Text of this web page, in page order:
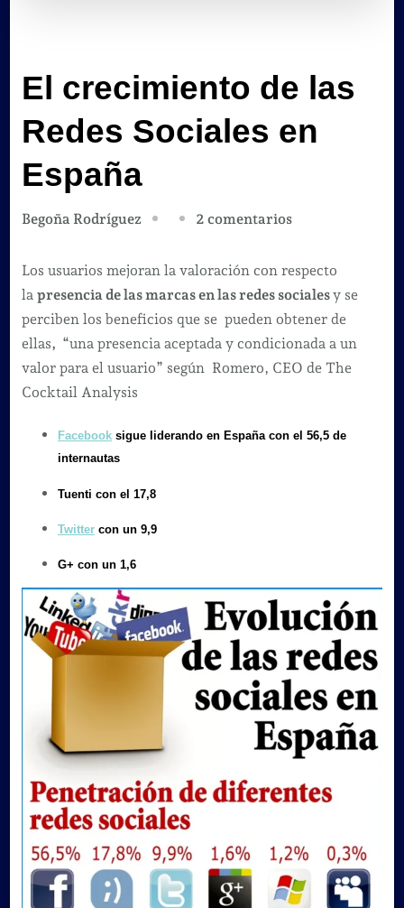
El crecimiento de las
Redes Sociales en
España
Begoña Rodríguez 2 comentariosen
crecimiento
de
las
Redes
Sociales
Los usuarios mejoran la valoración con respecto
la presencia de las marcas en las redes socialesy se
perciben los beneficios que se pueden obtener de
ellas, “una presencia aceptada y condicionada a un
valor para el usuario” según Romero, CEO de The
Cocktail Analysis
Facebooksigue liderando en España con el 56,5 de
internautas
Tuenti con el 17,8
Twittercon un 9,9
G+ con un 1,6